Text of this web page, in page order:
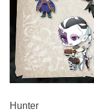
Hunter